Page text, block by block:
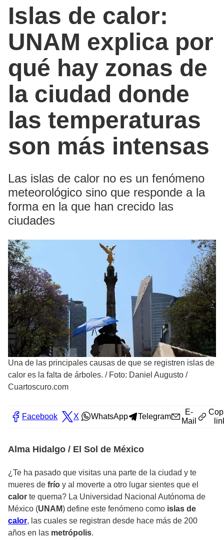
Islas de calor:
UNAM explica por
qué hay zonas de
la ciudad donde
las temperaturas
son más intensas
Las islas de calor no es un fenómeno
meteorológico sino que responde a la
forma en la que han crecido las
ciudades
Una de las principales causas de que se registren islas de
calor es la falta de árboles. / Foto: Daniel Augusto /
Cuartoscuro.com
Facebook X WhatsApp Telegram
E-
Mail
Alma Hidalgo / El Sol de México
¿Te ha pasado que visitas una parte de la ciudad y te
mueres de frío y al moverte a otro lugar sientes que el
calor te quema? La Universidad Nacional Autónoma de
México (UNAM) define este fenómeno como islas de
calor, las cuales se registran desde hace más de 200
años en las metrópolis.